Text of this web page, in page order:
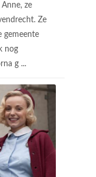
ze
Ze
gemeente
nog
g ...